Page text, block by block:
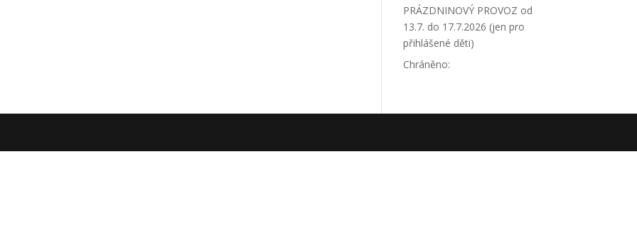
PRÁZDNINOVÝ PROVOZ od
13.7. do 17.7.2026 (jen pro
přihlášené děti)
Chráněno: